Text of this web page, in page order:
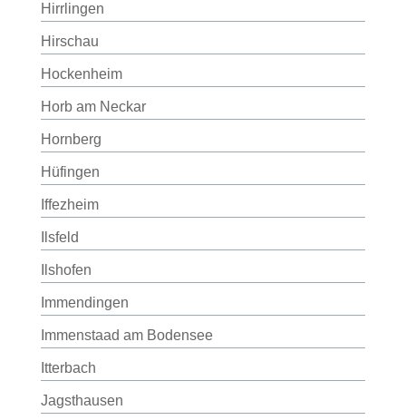
Hirrlingen
Hirschau
Hockenheim
Horb am Neckar
Hornberg
Hüfingen
Iffezheim
Ilsfeld
Ilshofen
Immendingen
Immenstaad am Bodensee
Itterbach
Jagsthausen